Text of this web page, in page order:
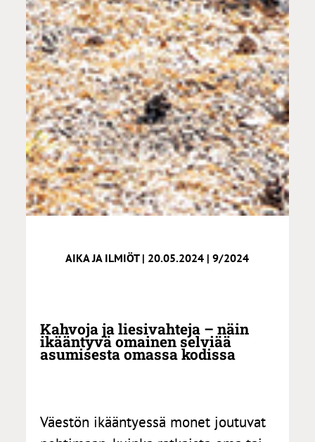
AIKA JA ILMIÖT | 20.05.2024 | 9/2024
Kahvoja ja liesivahteja – näin
ikääntyvä omainen selviää
asumisesta omassa kodissa
Väestön ikääntyessä monet joutuvat